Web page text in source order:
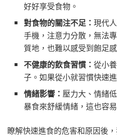
好好享受食物。
對食物的關注不足：現代
手機，注意力分散，無法
質地，也難以感受到飽足感
不健康的飲食習慣：從小
子。如果從小就習慣快速
情緒影響： 壓力大、情緒
暴食來舒緩情緒，這也容
瞭解快速進食的危害和原因後